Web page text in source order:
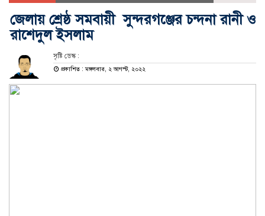
জেলায় শ্রেষ্ঠ সমবায়ী সুন্দরগঞ্জের চন্দনা রানী ও
রাশেদুল ইসলাম
সৃষ্টি ডেস্ক :
প্রকাশিত : মঙ্গলবার, ২ আগস্ট, ২০২২